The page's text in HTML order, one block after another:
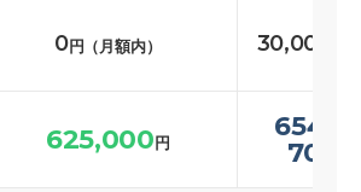
0円（月額内） 30,000
625,000円